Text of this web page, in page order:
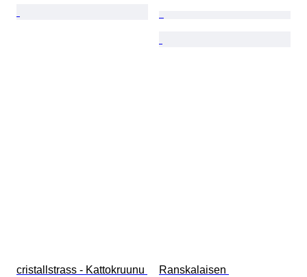
cristallstrass - Kattokruunu
Ranskalaisen